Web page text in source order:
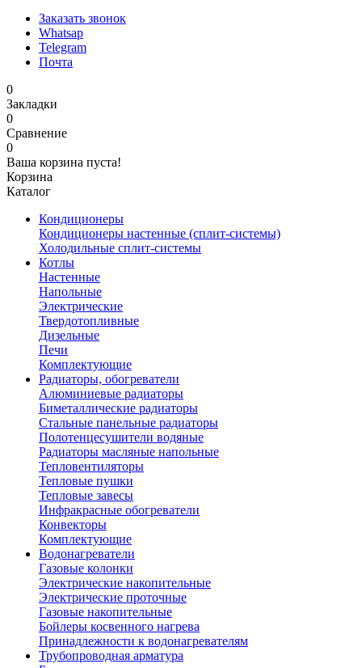
Заказать звонок
Whatsap
Telegram
Почта
0
Закладки
0
Сравнение
0
Ваша корзина пуста!
Корзина
Каталог
Кондиционеры
Кондиционеры настенные (сплит-системы)
Холодильные сплит-системы
Котлы
Настенные
Напольные
Электрические
Твердотопливные
Дизельные
Печи
Комплектующие
Радиаторы, обогреватели
Алюминиевые радиаторы
Биметаллические радиаторы
Стальные панельные радиаторы
Полотенцесушители водяные
Радиаторы масляные напольные
Тепловентиляторы
Тепловые пушки
Тепловые завесы
Инфракрасные обогреватели
Конвекторы
Комплектующие
Водонагреватели
Газовые колонки
Электрические накопительные
Электрические проточные
Газовые накопительные
Бойлеры косвенного нагрева
Принадлежности к водонагревателям
Трубопроводная арматура